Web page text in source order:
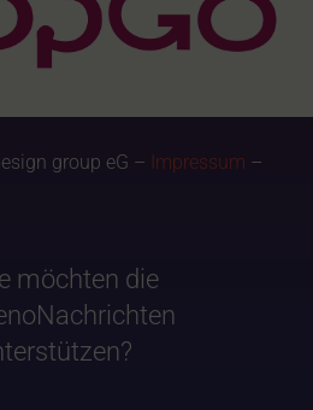
group eG – Impressum –
möchten die